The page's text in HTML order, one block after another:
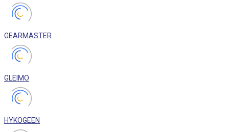
GEARMASTER
GLEIMO
HYKOGEEN